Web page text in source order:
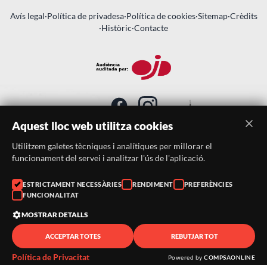
Avís legal·Política de privadesa·Política de cookies·Sitemap·Crèdits
·Històric·Contacte
SUBSCRIU-TE AL BUTLLETÍ
Telèfon:
938046359
Correu:
© 2026 ·FestaCatalunya
— Tots els drets reservats · Web
desenvolupada amb ❤️ perCompsaOnline
Aquest lloc web utilitza cookies
Utilitzem galetes tècniques i analítiques per millorar el
funcionament del servei i analitzar l'ús de l'aplicació.
ESTRICTAMENT NECESSÀRIES RENDIMENT
PREFERÈNCIES
FUNCIONALITAT
MOSTRAR DETALLS
ACCEPTAR TOTES REBUTJAR TOT
Política de Privacitat Powered by COMPSAONLINE